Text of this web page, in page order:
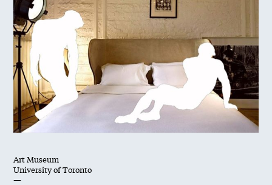
Art Museum
University of Toronto
—